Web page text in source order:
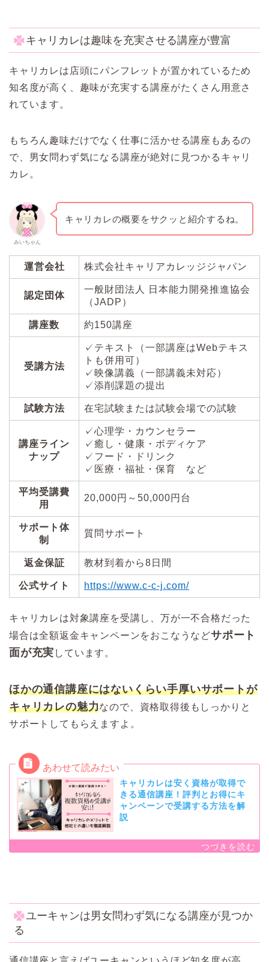
キャリカレは趣味を充実させる講座が豊富
キャリカレは店頭にパンフレットが置かれているため
知名度が高く、趣味が充実する講座がたくさん用意さ
れています。
もちろん趣味だけでなく仕事に活かせる講座もあるの
で、男女問わず気になる講座が絶対に見つかるキャリ
カレ。
みいちゃん
キャリカレの概要をサクッと紹介するね。
運営会社 株式会社キャリアカレッジジャパン
認定団体
一般財団法人 日本能力開発推進協会
（JADP）
講座数 約150講座
受講方法
✓テキスト（一部講座はWebテキス
トも併用可）
✓映像講義（一部講義未対応）
✓添削課題の提出
試験方法 在宅試験または試験会場での試験
講座ライン
ナップ
✓心理学・カウンセラー
✓癒し・健康・ボディケア
✓フード・ドリンク
✓医療・福祉・保育 など
平均受講費
用
20,000円～50,000円台
サポート体
制
質問サポート
返金保証 教材到着から8日間
公式サイト https://www.c-c-j.com/
キャリカレは対象講座を受講し、万が一不合格だった
場合は全額返金キャンペーンをおこなうなどサポート
面が充実 しています。
ほかの通信講座にはないくらい手厚いサポートが
キャリカレの魅力なので、資格取得後もしっかりと
サポートしてもらえますよ。
キャリカレは安く資格が取得で
きる通信講座！評判とお得にキ
ャンペーンで受講する方法を解
説
ユーキャンは男女問わず気になる講座が見つか
る